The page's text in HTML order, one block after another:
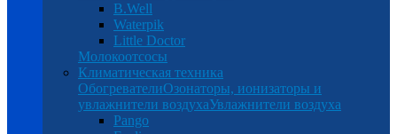
B.Well
Waterpik
Little Doctor
Молокоотсосы
Климатическая техника
ОбогревателиОзонаторы, ионизаторы и
увлажнители воздухаУвлажнители воздуха
Pango